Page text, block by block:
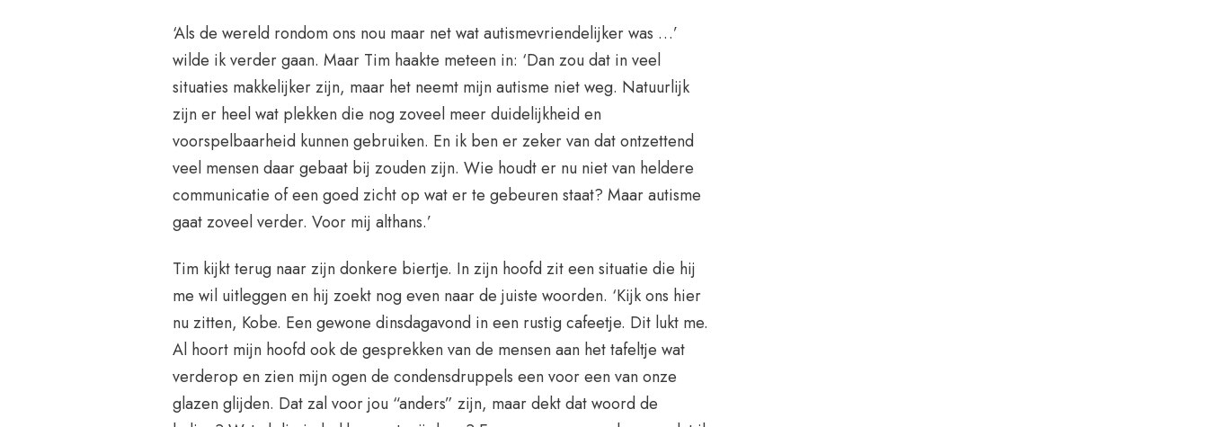
‘Als de wereld rondom ons nou maar net wat autismevriendelijker was …’
wilde ik verder gaan. Maar Tim haakte meteen in: ‘Dan zou dat in veel
situaties makkelijker zijn, maar het neemt mijn autisme niet weg. Natuurlijk
zijn er heel wat plekken die nog zoveel meer duidelijkheid en
voorspelbaarheid kunnen gebruiken. En ik ben er zeker van dat ontzettend
veel mensen daar gebaat bij zouden zijn. Wie houdt er nu niet van heldere
communicatie of een goed zicht op wat er te gebeuren staat? Maar autisme
gaat zoveel verder. Voor mij althans.’
Tim kijkt terug naar zijn donkere biertje. In zijn hoofd zit een situatie die hij
me wil uitleggen en hij zoekt nog even naar de juiste woorden. ‘Kijk ons hier
nu zitten, Kobe. Een gewone dinsdagavond in een rustig cafeetje. Dit lukt me.
Al hoort mijn hoofd ook de gesprekken van de mensen aan het tafeltje wat
verderop en zien mijn ogen de condensdruppels een voor een van onze
glazen glijden. Dat zal voor jou “anders” zijn, maar dekt dat woord de